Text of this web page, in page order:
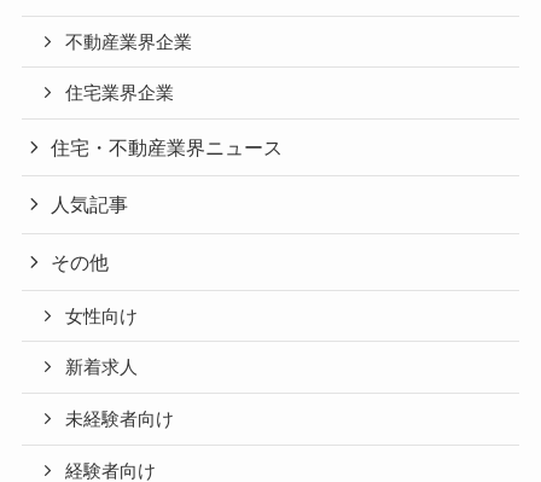
不動産業界企業
住宅業界企業
住宅・不動産業界ニュース
人気記事
その他
女性向け
新着求人
未経験者向け
経験者向け